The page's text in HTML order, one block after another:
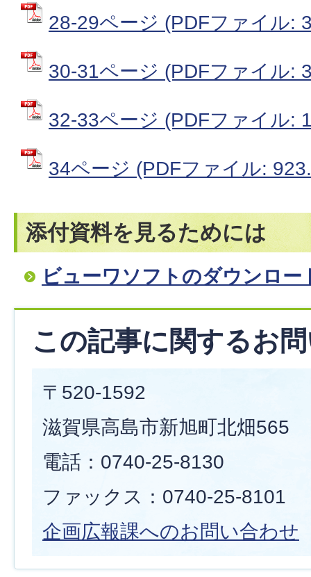
28-29ページ (PDFファイル:
30-31ページ (PDFファイル:
32-33ページ (PDFファイル:
34ページ (PDFファイル:
添付資料を見るためには
ビューワソフトのダウンロー
この記事に関するお
〒520-1592
滋賀県高島市新旭町北畑565
電話：0740-25-8130
ファックス：0740-25-8101
企画広報課へのお問い合わせ